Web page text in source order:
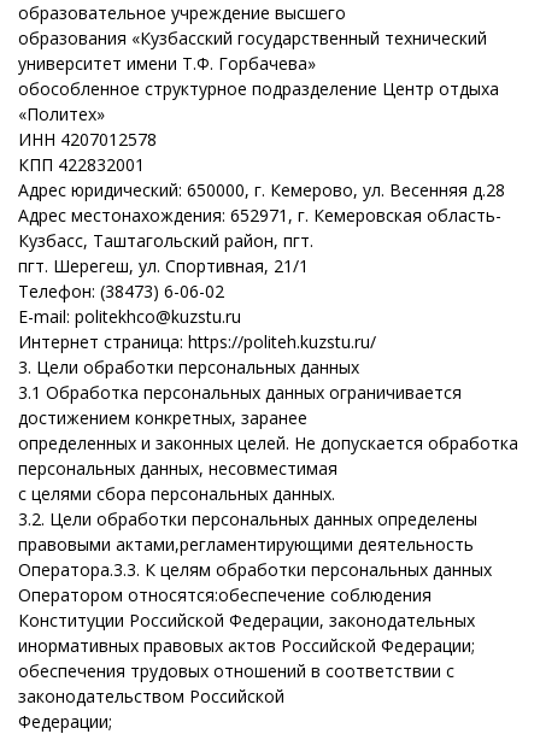
образовательное учреждение высшего
образования «Кузбасский государственный технический
университет имени Т.Ф. Горбачева»
обособленное структурное подразделение Центр отдыха
«Политех»
ИНН 4207012578
КПП 422832001
Адрес юридический: 650000, г. Кемерово, ул. Весенняя д.28
Адрес местонахождения: 652971, г. Кемеровская область-
Кузбасс, Таштагольский район, пгт.
пгт. Шерегеш, ул. Спортивная, 21/1
Телефон: (38473) 6-06-02
Е-mail: politekhco@kuzstu.ru
Интернет страница: https://politeh.kuzstu.ru/
3. Цели обработки персональных данных
3.1 Обработка персональных данных ограничивается
достижением конкретных, заранее
определенных и законных целей. Не допускается обработка
персональных данных, несовместимая
с целями сбора персональных данных.
3.2. Цели обработки персональных данных определены
правовыми актами,регламентирующими деятельность
Оператора.3.3. К целям обработки персональных данных
Оператором относятся:обеспечение соблюдения
Конституции Российской Федерации, законодательных
инормативных правовых актов Российской Федерации;
обеспечения трудовых отношений в соответствии с
законодательством Российской
Федерации;